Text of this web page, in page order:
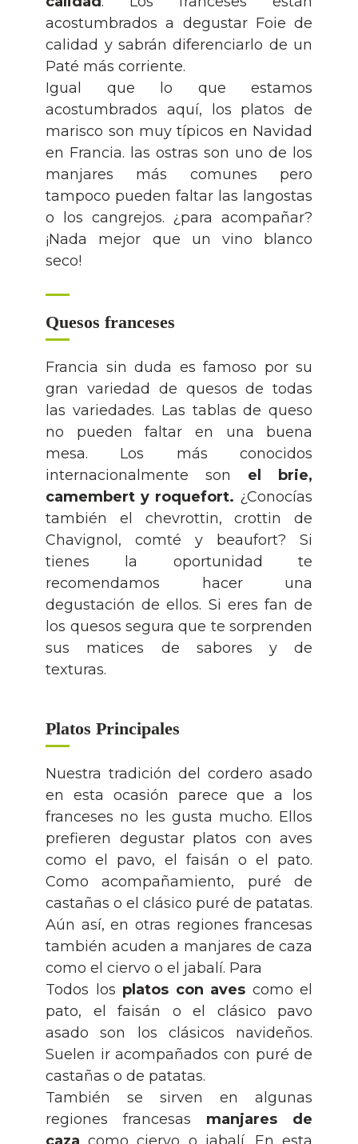
acostumbrados a degustar Foie de
calidad y sabrán diferenciarlo de un
Paté más corriente.
Igual que lo que estamos
acostumbrados aquí, los platos de
marisco son muy típicos en Navidad
en Francia. las ostras son uno de los
manjares más comunes pero
tampoco pueden faltar las langostas
o los cangrejos. ¿para acompañar?
¡Nada mejor que un vino blanco
seco!
Quesos franceses
Francia sin duda es famoso por su
gran variedad de quesos de todas
las variedades. Las tablas de queso
no pueden faltar en una buena
mesa. Los más conocidos
internacionalmente son el brie,
camembert y roquefort. ¿Conocías
también el chevrottin, crottin de
Chavignol, comté y beaufort? Si
tienes la oportunidad te
recomendamos hacer una
degustación de ellos. Si eres fan de
los quesos segura que te sorprenden
sus matices de sabores y de
texturas.
Platos Principales
Nuestra tradición del cordero asado
en esta ocasión parece que a los
franceses no les gusta mucho. Ellos
prefieren degustar platos con aves
como el pavo, el faisán o el pato.
Como acompañamiento, puré de
castañas o el clásico puré de patatas.
Aún así, en otras regiones francesas
también acuden a manjares de caza
como el ciervo o el jabalí. Para
Todos los platos con aves como el
pato, el faisán o el clásico pavo
asado son los clásicos navideños.
Suelen ir acompañados con puré de
castañas o de patatas.
También se sirven en algunas
regiones francesas manjares de